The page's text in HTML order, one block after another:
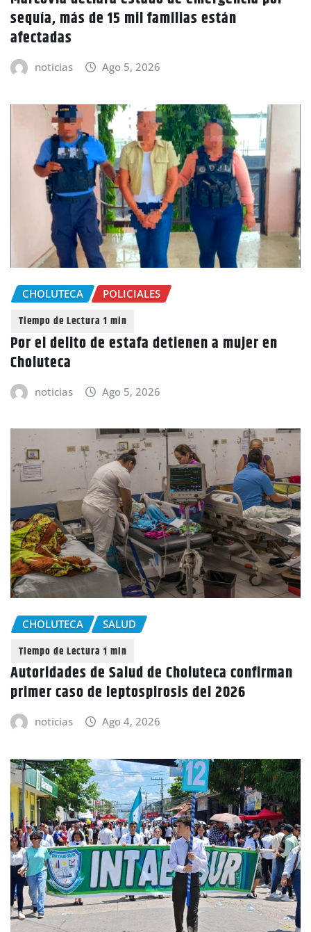
sequía, más de 15 mil familias están
afectadas
noticias Ago 5, 2026
CHOLUTECA POLICIALES
Por el delito de estafa detienen a mujer en
Choluteca
noticias Ago 5, 2026
CHOLUTECA SALUD
Autoridades de Salud de Choluteca confirman
primer caso de leptospirosis del 2026
noticias Ago 4, 2026